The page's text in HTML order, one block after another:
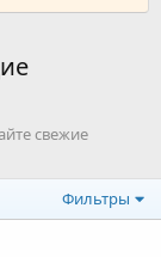
свежие
Фильтры